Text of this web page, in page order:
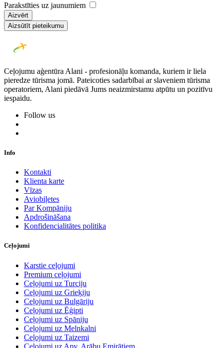
Parakstīties uz jaunumiem
Aizvērt
Aizsūtīt pieteikumu
Ceļojumu aģentūra Alani - profesionāļu komanda, kuriem ir liela
pieredze tūrisma jomā. Pateicoties sadarbībai ar slaveniem tūrisma
operatoriem, Alani piedāvā Jums neaizmirstamu atpūtu un pozitīvu
iespaidu.
Follow us
Info
Kontakti
Klienta karte
Vīzas
Aviobiļetes
Par Kompāniju
Apdrošināšana
Konfidencialitātes politika
Ceļojumi
Karstie ceļojumi
Premium ceļojumi
Ceļojumi uz Turciju
Ceļojumi uz Grieķiju
Ceļojumi uz Bulgāriju
Ceļojumi uz Ēģipti
Ceļojumi uz Spāniju
Ceļojumi uz Melnkalni
Ceļojumi uz Taizemi
Ceļojumi uz Apv. Arābu Emirātiem